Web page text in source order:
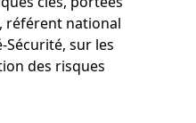
référent national
Sécurité, sur les
des risques